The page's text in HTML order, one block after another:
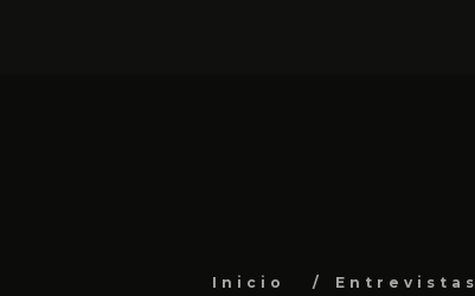
Inicio Entrevistas